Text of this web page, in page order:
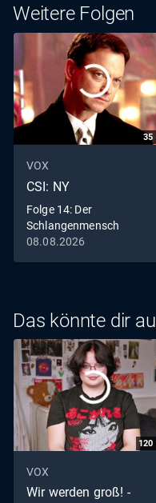
Weitere Folgen
35
VOX
CSI: NY
Folge 14: Der
Schlangenmensch
08.08.2026
Das könnte dir
120
VOX
Wir werden groß! -